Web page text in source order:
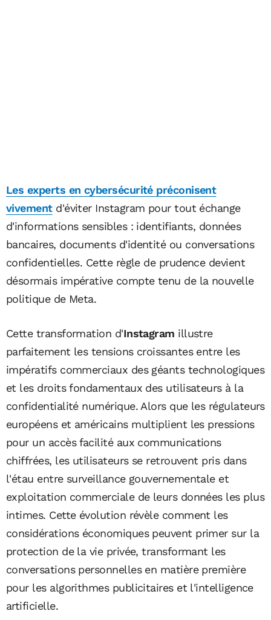
Les experts en cybersécurité préconisent
vivementd'éviter Instagram pour tout échange
d'informations sensibles : identifiants, données
bancaires, documents d'identité ou conversations
confidentielles. Cette règle de prudence devient
désormais impérative compte tenu de la nouvelle
politique de Meta.
Cette transformation d'Instagram illustre
parfaitement les tensions croissantes entre les
impératifs commerciaux des géants technologiques
et les droits fondamentaux des utilisateurs à la
confidentialité numérique. Alors que les régulateurs
européens et américains multiplient les pressions
pour un accès facilité aux communications
chiffrées, les utilisateurs se retrouvent pris dans
l'étau entre surveillance gouvernementale et
exploitation commerciale de leurs données les plus
intimes. Cette évolution révèle comment les
considérations économiques peuvent primer sur la
protection de la vie privée, transformant les
conversations personnelles en matière première
pour les algorithmes publicitaires et l'intelligence
artificielle.